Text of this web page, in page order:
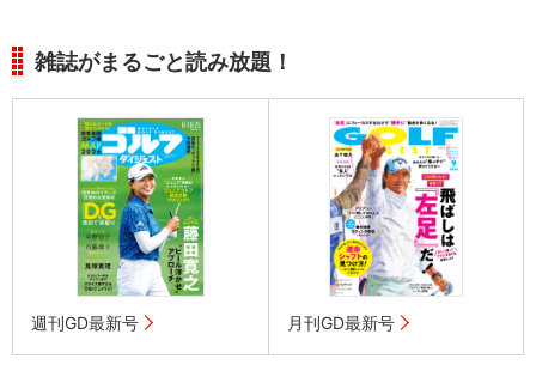
雑誌がまるごと読み放題！
週刊GD最新号 月刊GD最新号